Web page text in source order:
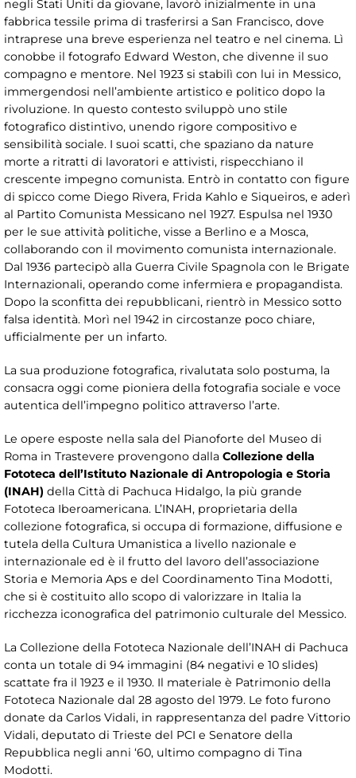
negli Stati Uniti da giovane, lavorò inizialmente in una
fabbrica tessile prima di trasferirsi a San Francisco, dove
intraprese una breve esperienza nel teatro e nel cinema. Lì
conobbe il fotografo Edward Weston, che divenne il suo
compagno e mentore. Nel 1923 si stabilì con lui in Messico,
immergendosi nell’ambiente artistico e politico dopo la
rivoluzione. In questo contesto sviluppò uno stile
fotografico distintivo, unendo rigore compositivo e
sensibilità sociale. I suoi scatti, che spaziano da nature
morte a ritratti di lavoratori e attivisti, rispecchiano il
crescente impegno comunista. Entrò in contatto con figure
di spicco come Diego Rivera, Frida Kahlo e Siqueiros, e aderì
al Partito Comunista Messicano nel 1927. Espulsa nel 1930
per le sue attività politiche, visse a Berlino e a Mosca,
collaborando con il movimento comunista internazionale.
Dal 1936 partecipò alla Guerra Civile Spagnola con le Brigate
Internazionali, operando come infermiera e propagandista.
Dopo la sconfitta dei repubblicani, rientrò in Messico sotto
falsa identità. Morì nel 1942 in circostanze poco chiare,
ufficialmente per un infarto.
La sua produzione fotografica, rivalutata solo postuma, la
consacra oggi come pioniera della fotografia sociale e voce
autentica dell’impegno politico attraverso l’arte.
Le opere esposte nella sala del Pianoforte del Museo di
Roma in Trastevere provengono dalla Collezione della
Fototeca dell’Istituto Nazionale di Antropologia e Storia
(INAH) della Città di Pachuca Hidalgo, la più grande
Fototeca Iberoamericana. L’INAH, proprietaria della
collezione fotografica, si occupa di formazione, diffusione e
tutela della Cultura Umanistica a livello nazionale e
internazionale ed è il frutto del lavoro dell’associazione
Storia e Memoria Aps e del Coordinamento Tina Modotti,
che si è costituito allo scopo di valorizzare in Italia la
ricchezza iconografica del patrimonio culturale del Messico.
La Collezione della Fototeca Nazionale dell’INAH di Pachuca
conta un totale di 94 immagini (84 negativi e 10 slides)
scattate fra il 1923 e il 1930. Il materiale è Patrimonio della
Fototeca Nazionale dal 28 agosto del 1979. Le foto furono
donate da Carlos Vidali, in rappresentanza del padre Vittorio
Vidali, deputato di Trieste del PCI e Senatore della
Repubblica negli anni ‘60, ultimo compagno di Tina
Modotti.